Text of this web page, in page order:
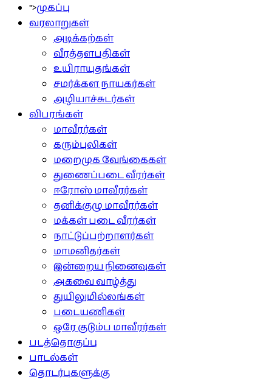
">முகப்பு
வரலாறுகள்
அடிக்கற்கள்
வீரத்தளபதிகள்
உயிராயுதங்கள்
சமர்க்கள நாயகர்கள்
அழியாச்சுடர்கள்
விபரங்கள்
மாவீரர்கள்
கரும்புலிகள்
மறைமுக வேங்கைகள்
துணைப்படை வீரர்கள்
ஈரோஸ் மாவீரர்கள்
தனிக்குழு மாவீரர்கள்
மக்கள் படை வீரர்கள்
நாட்டுப்பற்றாளர்கள்
மாமனிதர்கள்
இன்றைய நினைவுகள்
அகவை வாழ்த்து
துயிலுமில்லங்கள்
படையணிகள்
ஒரே குடும்ப மாவீரர்கள்
படத்தொகுப்பு
பாடல்கள்
தொடர்புகளுக்கு